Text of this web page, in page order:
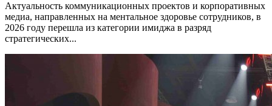
Актуальность коммуникационных проектов и корпоративных
медиа, направленных на ментальное здоровье сотрудников, в
2026 году перешла из категории имиджа в разряд
стратегических...